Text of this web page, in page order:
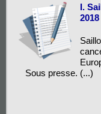
I.
Sous presse. (...)